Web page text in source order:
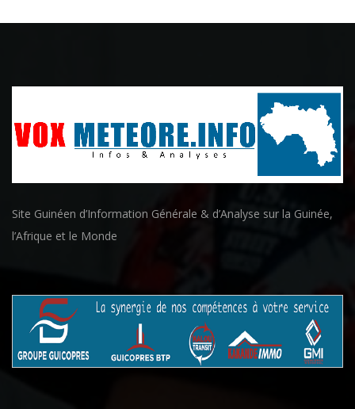
Site Guinéen d’Information Générale & d’Analyse sur la Guinée,
l’Afrique et le Monde